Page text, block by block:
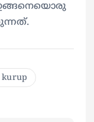
kurup